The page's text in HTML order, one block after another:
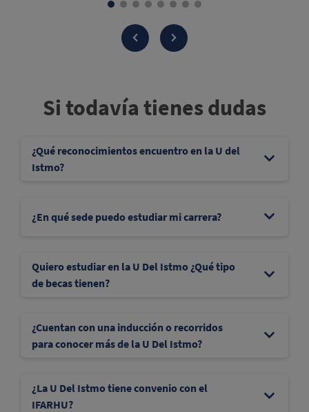
Si todavía tienes dudas
¿Qué reconocimientos encuentro en la U del
Istmo?
¿En qué sede puedo estudiar mi carrera?
Quiero estudiar en la U Del Istmo ¿Qué tipo
de becas tienen?
¿Cuentan con una inducción o recorridos
para conocer más de la U Del Istmo?
¿La U Del Istmo tiene convenio con el
IFARHU?